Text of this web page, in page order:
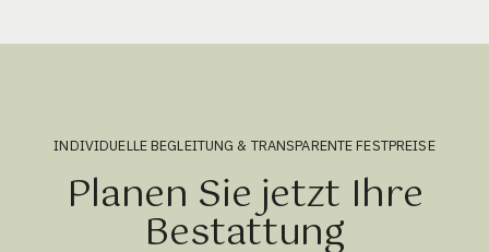
INDIVIDUELLE BEGLEITUNG & TRANSPARENTE FESTPREISE
Planen Sie jetzt Ihre
Bestattung